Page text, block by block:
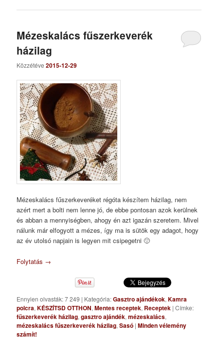
Mézeskalács fűszerkeverék
házilag
Közzétéve2015-12-29
Mézeskalács fűszerkeveréket régóta készítem házilag, nem
azért mert a bolti nem lenne jó, de ebbe pontosan azok kerülnek
és abban a mennyiségben, ahogy én azt igazán szeretem. Mivel
nálunk már elfogyott a mézes, így ma is sütök egy adagot, hogy
az év utolsó napjain is legyen mit csipegetni 🙂
Folytatás →
Ennyien olvasták: 7 249 | Kategória:Gasztro ajándékok,Kamra
polcra,KÉSZÍTSD OTTHON,Mentes receptek, Receptek |Címke:
fűszerkeverék házilag,gasztro ajándék,mézeskalács,
mézeskalács fűszerkeverék házilag,Sasó |Minden vélemény
számít!